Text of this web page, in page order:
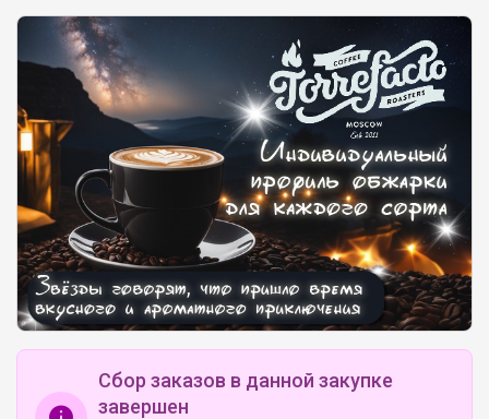
Сбор заказов в данной закупке
завершен